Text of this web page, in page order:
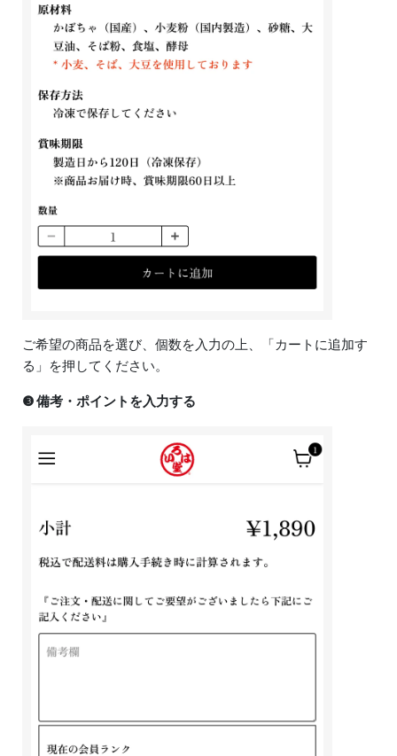
ご希望の商品を選び、個数を入力の上、「カートに追加す
る」を押してください。
❸ 備考・ポイントを入力する